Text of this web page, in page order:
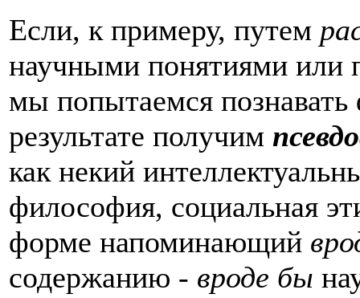
Если, к примеру, путем
научными понятиями или
мы попытаемся
результате получим
как некий
философия, социальная
форме напоминающий
содержанию - вроде бы